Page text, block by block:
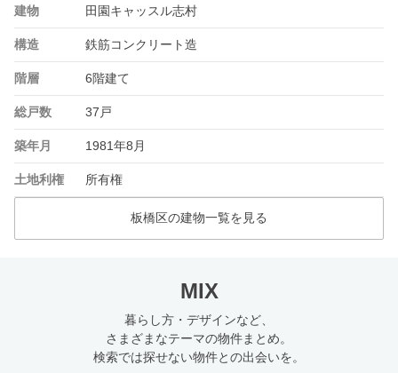
建物 田園キャッスル志村
構造 鉄筋コンクリート造
階層 6階建て
総戸数 37戸
築年月 1981年8月
土地利権 所有権
板橋区の建物一覧を見る
MIX
暮らし方・デザインなど、
さまざまなテーマの物件まとめ。
検索では探せない物件との出会いを。